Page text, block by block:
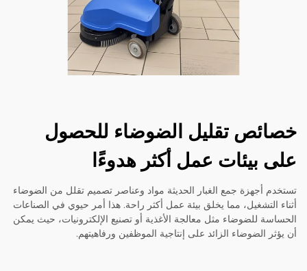
تقليل الضوضاء للحصول
بيئات عمل أكثر هدوءًا
أجهزة جمع الغبار الحديثة مواد وعناصر تصميم تقلل من الضوضاء
التشغيل، مما يخلق بيئة عمل أكثر راحة. هذا أمر حيوي في الصناعات
للضوضاء مثل معالجة الأغذية أو تصنيع الإلكترونيات، حيث يمكن
الضوضاء الزائد على إنتاجية الموظفين ورفاهيتهم.